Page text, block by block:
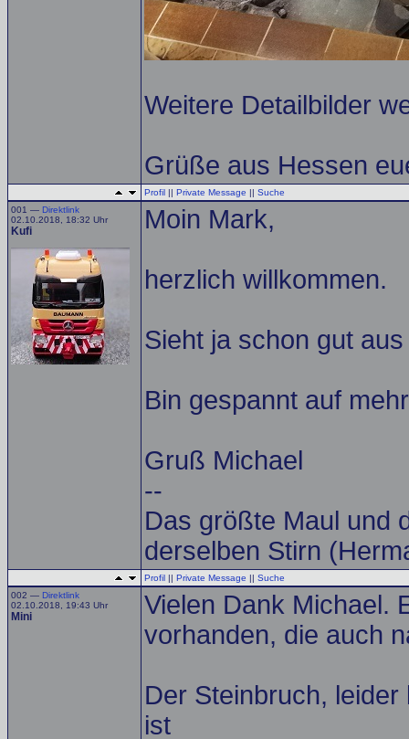
Weitere Detailbilder
Grüße aus Hessen
Profil || Private Message || Suche
001 — Direktlink
02.10.2018, 18:32 Uhr
Kufi Moin Mark,
herzlich willkommen.
Sieht ja schon gut
Bin gespannt auf
Gruß Michael
--
Das größte Maul und
derselben Stirn
Profil || Private Message || Suche
002 — Direktlink
02.10.2018, 19:43 Uhr
Mini
Vielen Dank Michael.
vorhanden, die auch
Der Steinbruch,
ist